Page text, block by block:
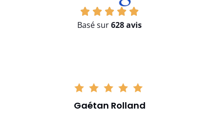
Basé sur628 avis
Gaétan Rolland